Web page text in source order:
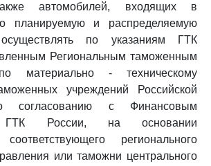
автомобилей, входящих в
планируемую и распределяемую
осуществлять по указаниям ГТК
Региональным таможенным
материально - техническому
учреждений Российской
согласованию с Финансовым
ГТК России, на основании
соответствующего регионального
или таможни центрального